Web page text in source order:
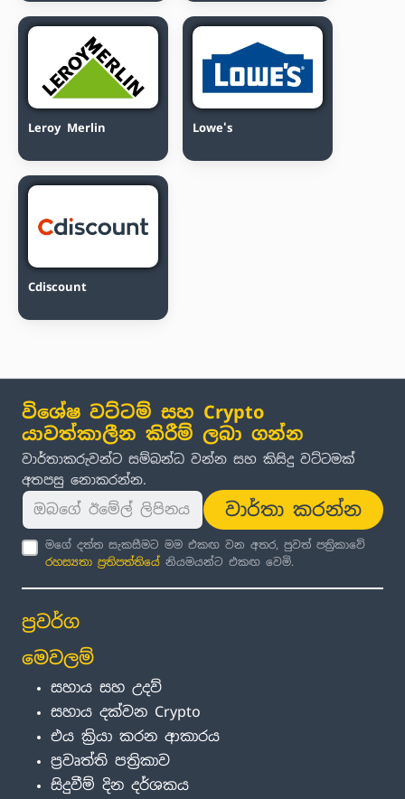
Leroy Merlin Lowe's
Cdiscount
විශේෂ වට්ටම් සහ Crypto
යාවත්කාලීන කිරීම් ලබා ගන්න
වාර්තාකරුවන්ට සම්බන්ධ වන්න සහ කිසිදු වට්ටමක්
අතපසු නොකරන්න.
වාර්තා කරන්න
මගේ දත්ත සැකසීමට මම එකඟ වන අතර, පුවත් පත්‍රිකාවේ
රහස්‍යතා ප්‍රතිපත්තිය ේ නියමයන්ට එකඟ වෙමි.
ප්‍රවර්ග
මෙවලම්
සහාය සහ උදව්
සහාය දක්වන Crypto
එය ක්‍රියා කරන ආකාරය
ප්‍රවෘත්ති පත්‍රිකාව
සිදුවීම් දින දර්ශකය